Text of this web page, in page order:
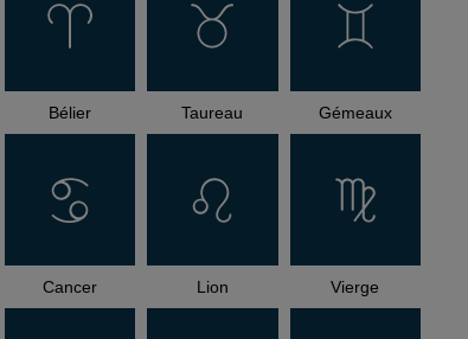
Bélier Taureau Gémeaux
Cancer Lion Vierge